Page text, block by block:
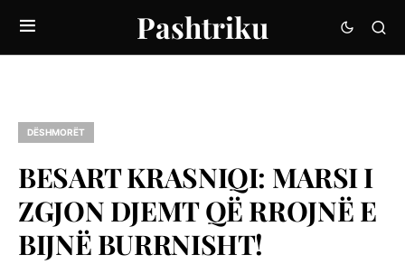
Pashtriku
DËSHMORËT
BESART KRASNIQI: MARSI I
ZGJON DJEMT QË RROJNË E
BIJNË BURRNISHT!